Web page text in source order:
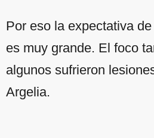
Por eso la expectativa
es muy grande. El foco
algunos sufrieron
Argelia.